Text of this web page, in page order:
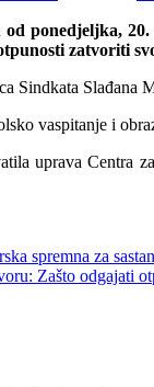
ponedjeljka,
zatvoriti
Sindkata Slađana
vaspitanje i
uprava Centra
spremna za
Zašto odgajati